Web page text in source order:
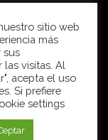
Y REDES SOCIALES
2014-2025
sitio web
más
sus
las visitas. Al
acepta el uso
Si prefiere
settings